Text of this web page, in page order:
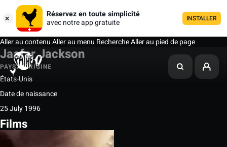
Réservez en toute simplicité
avec notre app gratuite
INSTALLER
Aller au contenuAller au menu RechercheAller au pied de page
Jaafar Jackson
PAYS D'ORIGINE
États-Unis
Date de naissance
25 July 1996
Films